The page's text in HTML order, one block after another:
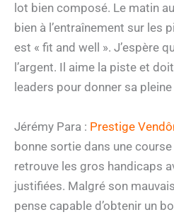
lot bien composé. Le matin
bien à l’entraînement sur les
est « fit and well ». J’espère
l’argent. Il aime la piste et
leaders pour donner sa
Jérémy Para : Prestige
bonne sortie dans une
retrouve les gros handicaps
justifiées. Malgré son
pense capable d’obtenir un